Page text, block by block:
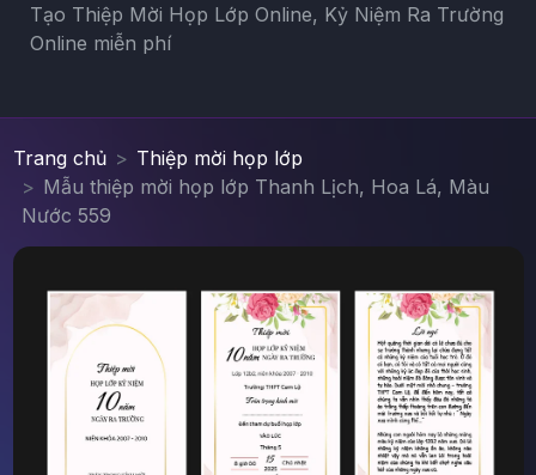
Tạo Thiệp Mời Họp Lớp Online, Kỷ Niệm Ra Trường
Online miễn phí
Trang chủ
Thiệp mời họp lớp
Mẫu thiệp mời họp lớp Thanh Lịch, Hoa Lá, Màu
Nước 559